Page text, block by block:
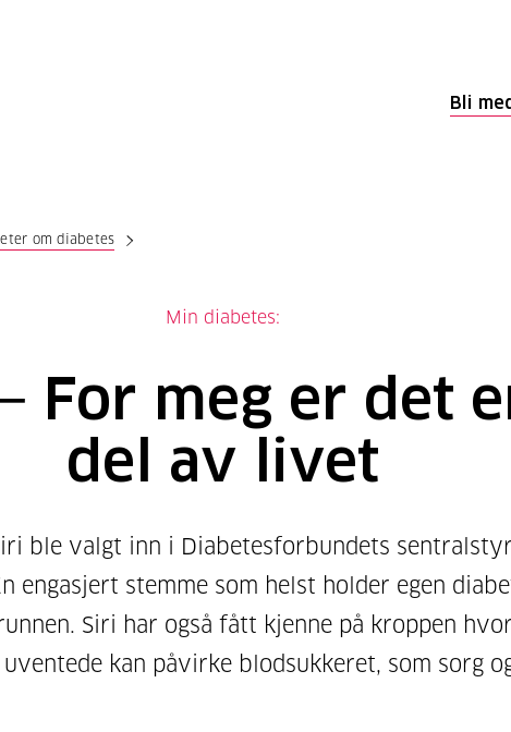
Bli
om diabetes
Min diabetes:
For meg er det
del av livet
ble valgt inn i Diabetesforbundets
engasjert stemme som helst holder egen
Siri har også fått kjenne på kroppen hvor
kan påvirke blodsukkeret, som sorg